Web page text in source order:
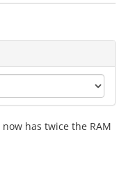
now has twice the RAM